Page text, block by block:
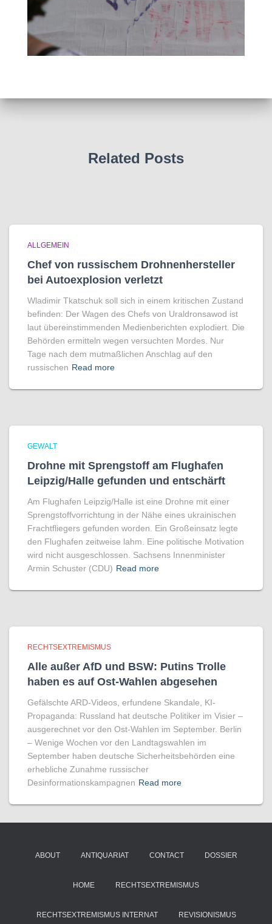
Related Posts
ALLGEMEIN
Chef von russischem Drohnenhersteller
bei Autoexplosion verletzt
Wladimir Tkatschuk soll sich in einem kritischen Zustand
befinden: Der Wagen des Chefs von Uraldronsawod ist
laut übereinstimmenden Medienberichten explodiert. Die
Behörden ermitteln wegen versuchten Mordes. Nur
Tage nach dem mutmaßlichen Anschlag auf den
russischen Read more
GEWALT
Drohne mit Sprengstoff am Flughafen
Leipzig/Halle gefunden und entschärft
Am Flughafen Leipzig/Halle ist eine Drohne mit einer
Sprengstoffvorrichtung in der Nähe eines ukrainischen
Frachtfliegers gefunden worden. Ein Großeinsatz legte
den Flughafen zeitweise lahm. Eine politische Motivation
wird nicht ausgeschlossen. Sachsens Innenminister
Armin Schuster (CDU) Read more
RECHTSEXTREMISMUS
Alle außer AfD und BSW: Putins Trolle
haben es auf Ost-Wahlen abgesehen
Gefälschte ARD-Videos, erfundene Skandale, KI-
Propaganda: Russland hat deutsche Politiker im Visier –
ausgerechnet vor den Ost-Wahlen im September. Berlin
– Wenige Wochen vor den Landtagswahlen im
September haben deutsche Sicherheitsbehörden eine
erhebliche Zunahme russischer
Desinformationskampagnen Read more
ABOUT ANTIQUARIAT CONTACT DOSSIER
HOME RECHTSEXTREMISMUS
RECHTSEXTREMISMUS INTERNAT REVISIONISMUS